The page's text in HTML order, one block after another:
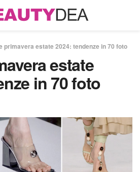
primavera estate 2024: tendenze in 70 foto
estate
in 70 foto